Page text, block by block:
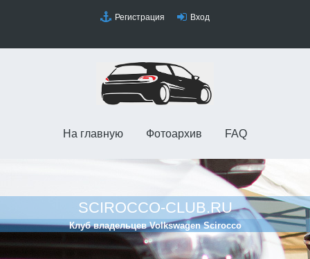
Регистрация Вход
На главную Фотоархив FAQ
SCIROCCO-CLUB.RU
Клуб владельцев Volkswagen Scirocco